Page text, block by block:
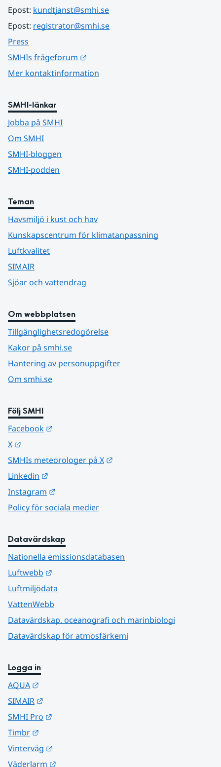
Epost: kundtjanst@smhi.se
Epost: registrator@smhi.se
Press
SMHIs frågeforum
Mer kontaktinformation
SMHI-länkar
Jobba på SMHI
Om SMHI
SMHI-bloggen
SMHI-podden
Teman
Havsmiljö i kust och hav
Kunskapscentrum för klimatanpassning
Luftkvalitet
SIMAIR
Sjöar och vattendrag
Om webbplatsen
Tillgänglighetsredogörelse
Kakor på smhi.se
Hantering av personuppgifter
Om smhi.se
Följ SMHI
Facebook
X
SMHIs meteorologer på X
Linkedin
Instagram
Policy för sociala medier
Datavärdskap
Nationella emissionsdatabasen
Luftwebb
Luftmiljödata
VattenWebb
Datavärdskap, oceanografi och marinbiologi
Datavärdskap för atmosfärkemi
Logga in
AQUA
SIMAIR
SMHI Pro
Timbr
Vinterväg
Väderlarm